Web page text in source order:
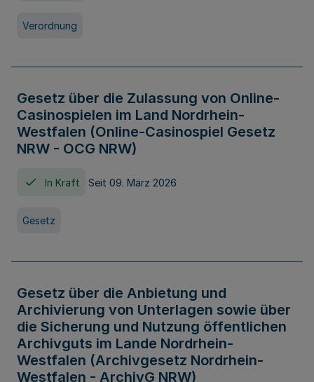
Verordnung
Gesetz über die Zulassung von Online-
Casinospielen im Land Nordrhein-
Westfalen (Online-Casinospiel Gesetz
NRW - OCG NRW)
In Kraft Seit 09. März 2026
Gesetz
Gesetz über die Anbietung und
Archivierung von Unterlagen sowie über
die Sicherung und Nutzung öffentlichen
Archivguts im Lande Nordrhein-
Westfalen (Archivgesetz Nordrhein-
Westfalen - ArchivG NRW)